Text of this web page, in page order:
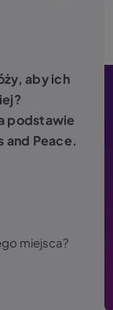
aby ich
podstawie
and Peace.
miejsca?